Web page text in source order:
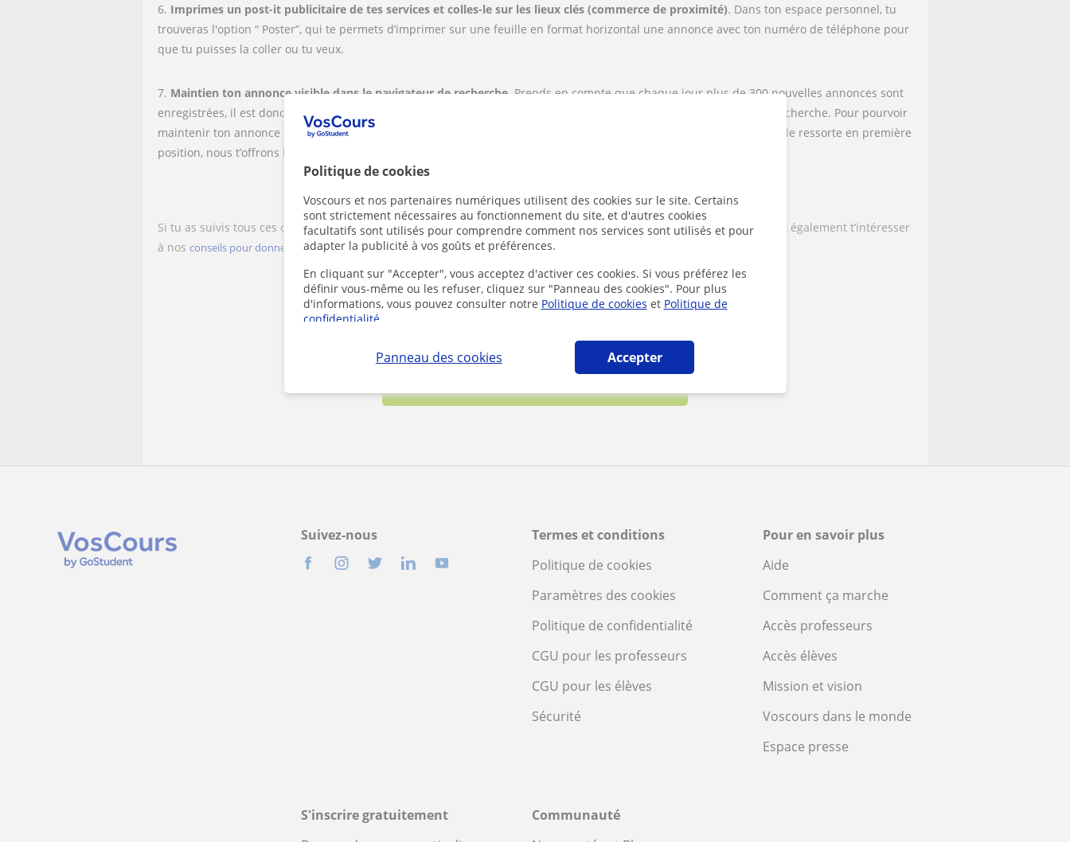
Politique de cookies
Voscours et nos partenaires numériques utilisent des cookies sur le site. Certains
sont strictement nécessaires au fonctionnement du site, et d'autres cookies
facultatifs sont utilisés pour comprendre comment nos services sont utilisés et pour
adapter la publicité à vos goûts et préférences.
En cliquant sur "Accepter", vous acceptez d'activer ces cookies. Si vous préférez les
définir vous-même ou les refuser, cliquez sur "Panneau des cookies". Pour plus
d'informations, vous pouvez consulter notre Politique de cookies et Politique de
confidentialité.
Panneau des cookies Accepter
6. Imprimes un post-it publicitaire de tes services et colles-le sur les lieux clés (commerce de proximité). Dans ton espace personnel, tu
trouveras l'option “ Poster”, qui te permets d’imprimer sur une feuille en format horizontal une annonce avec ton numéro de téléphone pour
que tu puisses la coller ou tu veux.
7. Maintien ton annonce visible dans le navigateur de recherche . Prends en compte que chaque jour plus de 300 nouvelles annonces sont
enregistrées, il est donc difficile de maintenir longtemps ton annonce dans les premières positions de résultats de recherche. Pour pourvoir
maintenir ton annonce dans les premières positions avec certitude et régularité, remontes-la. De plus si tu veux qu’elle ressorte en première
position, nous t’offrons la possibilité de surligner ton annonce dans ton espace personnel.
Si tu as suivis tous ces conseils pour promouvoir tes annonces,tu auras surement des élèves plus facilement. Tu peux également t’intéresser
à nos conseils pour donner des cours particuliers.
Commencer à donner des cours
Suivez-nous
Termes et conditions
Politique de cookies
Paramètres des cookies
Politique de confidentialité
CGU pour les professeurs
CGU pour les élèves
Sécurité
Pour en savoir plus
Aide
Comment ça marche
Accès professeurs
Accès élèves
Mission et vision
Voscours dans le monde
Espace presse
S'inscrire gratuitement
Communauté